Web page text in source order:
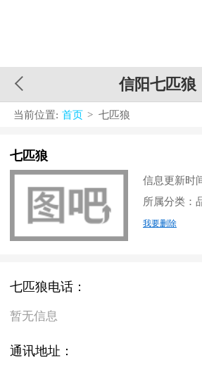
信阳七匹狼
当前位置: 首页 > 七匹狼
七匹狼
信息更新时
所属分类：
我要删除
七匹狼电话：
暂无信息
通讯地址：